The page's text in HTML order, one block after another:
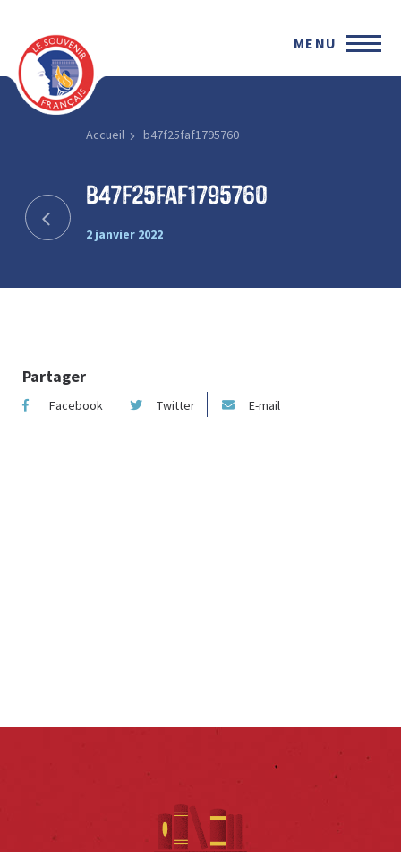
MENU
Accueil b47f25faf1795760
b47f25faf1795760
2 janvier 2022
Partager
Facebook Twitter E-mail